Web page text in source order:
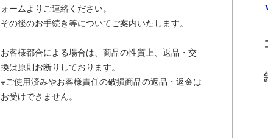
ォームよりご連絡ください。
その後のお手続き等についてご案内いたします。
お客様都合による場合は、商品の性質上、返品・交
換は原則お断りしております。
※ご使用済みやお客様責任の破損商品の返品・返金は
お受けできません。